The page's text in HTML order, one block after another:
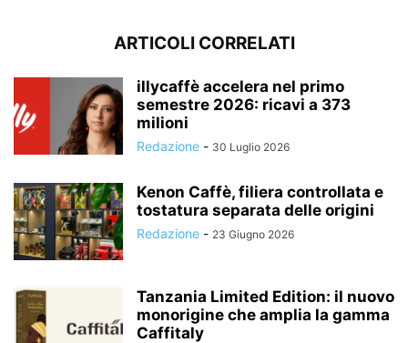
ARTICOLI CORRELATI
illycaffè accelera nel primo
semestre 2026: ricavi a 373
milioni
Redazione - 30 Luglio 2026
Kenon Caffè, filiera controllata e
tostatura separata delle origini
Redazione - 23 Giugno 2026
Tanzania Limited Edition: il nuovo
monorigine che amplia la gamma
Caffitaly